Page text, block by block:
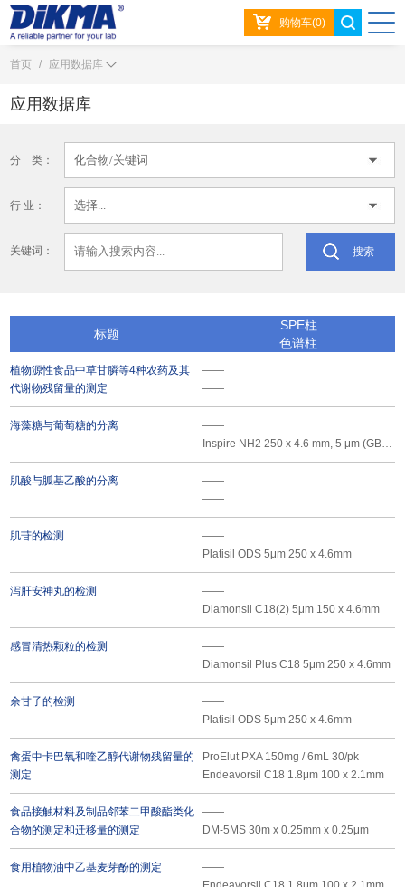
购物车(0)
首页 / 应用数据库
应用数据库
分 类：
行 业：
关键词： 搜索
标题
SPE柱
色谱柱
植物源性食品中草甘膦等4种农药及其
代谢物残留量的测定
——
——
海藻糖与葡萄糖的分离
——
Inspire NH2 250 x 4.6 mm, 5 μm (GB 5009.8-2023)
肌酸与胍基乙酸的分离
——
——
肌苷的检测
——
Platisil ODS 5μm 250 x 4.6mm
泻肝安神丸的检测
——
Diamonsil C18(2) 5μm 150 x 4.6mm
感冒清热颗粒的检测
——
Diamonsil Plus C18 5μm 250 x 4.6mm
余甘子的检测
——
Platisil ODS 5μm 250 x 4.6mm
禽蛋中卡巴氧和喹乙醇代谢物残留量的
测定
ProElut PXA 150mg / 6mL 30/pk
Endeavorsil C18 1.8μm 100 x 2.1mm
食品接触材料及制品邻苯二甲酸酯类化
合物的测定和迁移量的测定
——
DM-5MS 30m x 0.25mm x 0.25μm
食用植物油中乙基麦芽酚的测定
——